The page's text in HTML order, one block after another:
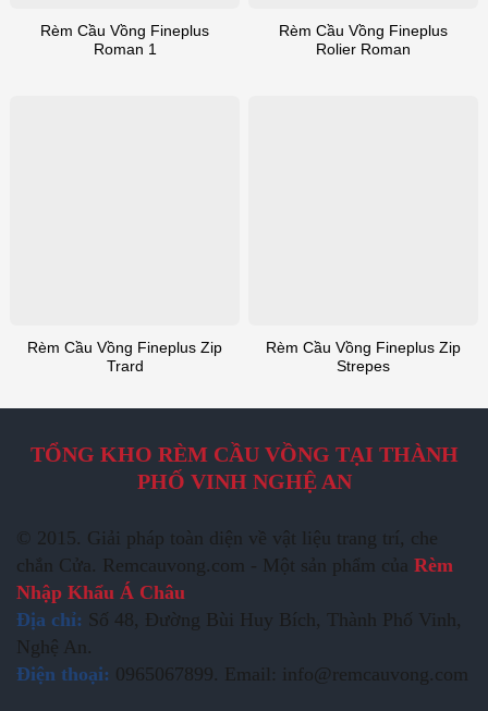
Rèm Cầu Vồng Fineplus
Roman 1
Rèm Cầu Vồng Fineplus
Rolier Roman
Rèm Cầu Vồng Fineplus Zip
Trard
Rèm Cầu Vồng Fineplus Zip
Strepes
TỔNG KHO RÈM CẦU VỒNG TẠI THÀNH
PHỐ VINH NGHỆ AN
© 2015. Giải pháp toàn diện về vật liệu trang trí, che
chắn Cửa. Remcauvong.com - Một sản phẩm của Rèm
Nhập Khẩu Á Châu
Địa chỉ: Số 48, Đường Bùi Huy Bích, Thành Phố Vinh,
Nghệ An.
Điện thoại: 0965067899. Email: info@remcauvong.com